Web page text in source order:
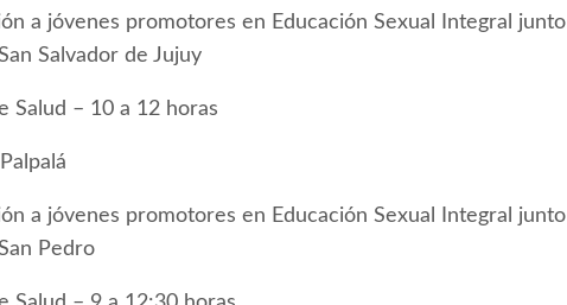
a jóvenes promotores en Educación Sexual Integral junto
Salvador de Jujuy
Salud – 10 a 12 horas
a jóvenes promotores en Educación Sexual Integral junto
Pedro